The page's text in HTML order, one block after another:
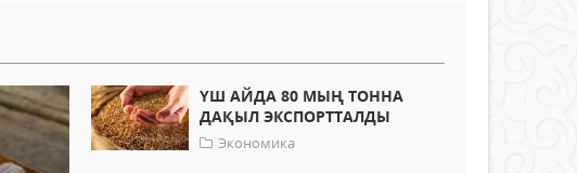
ҮШ АЙДА 80 МЫҢ ТОННА
ДАҚЫЛ ЭКСПОРТТАЛДЫ
Экономика